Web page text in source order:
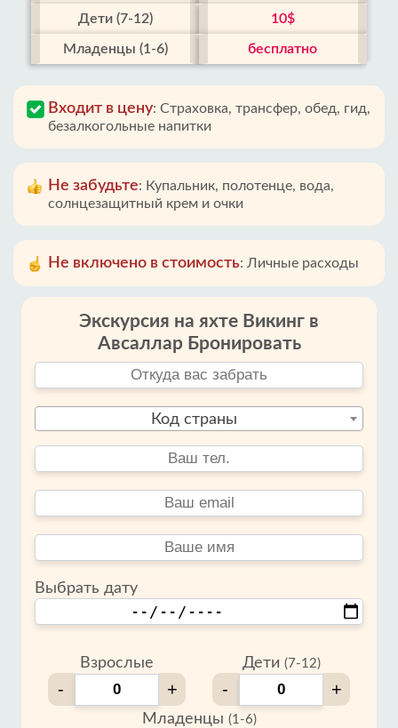
Дети (7-12) 10$
Младенцы (1-6) бесплатно
Входит в цену: Страховка, трансфер, обед, гид,
безалкогольные напитки
Не забудьте: Купальник, полотенце, вода,
солнцезащитный крем и очки
Не включено в стоимость: Личные расходы
Экскурсия на яхте Викинг в
Авсаллар Бронировать
Код страны
Выбрать дату
Взрослые
- +
Дети (7-12)
- +
Младенцы (1-6)